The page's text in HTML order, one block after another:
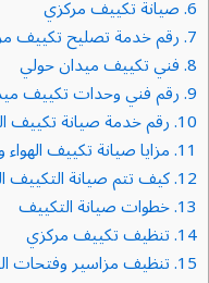
6. صيانة تكييف مركزي
7. رقم خدمة تصليح تكييف
8. فني تكييف ميدان حولي
9. رقم فني وحدات تكييف
10. رقم خدمة صيانة تكييف
11. مزايا صيانة تكييف
12. كيف تتم صيانة التكييف
13. خطوات صيانة التكييف
14. تنظيف تكييف مركزي
15. تنظيف مزاسير وفتحات